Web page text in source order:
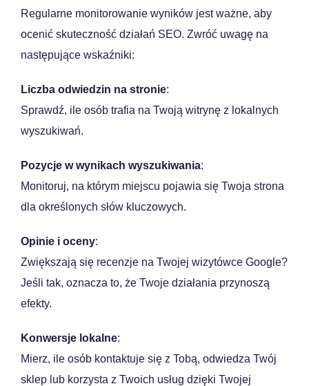
Regularne monitorowanie wyników jest ważne, aby
ocenić skuteczność działań SEO. Zwróć uwagę na
następujące wskaźniki:
Liczba odwiedzin na stronie:
Sprawdź, ile osób trafia na Twoją witrynę z lokalnych
wyszukiwań.
Pozycje w wynikach wyszukiwania:
Monitoruj, na którym miejscu pojawia się Twoja strona
dla określonych słów kluczowych.
Opinie i oceny:
Zwiększają się recenzje na Twojej wizytówce Google?
Jeśli tak, oznacza to, że Twoje działania przynoszą
efekty.
Konwersje lokalne:
Mierz, ile osób kontaktuje się z Tobą, odwiedza Twój
sklep lub korzysta z Twoich usług dzięki Twojej